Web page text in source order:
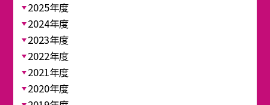
2025年度
2024年度
2023年度
2022年度
2021年度
2020年度